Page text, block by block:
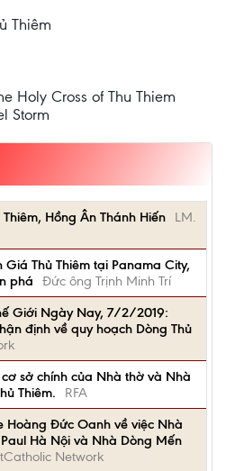
Thiêm
Holy Cross of Thu Thiem
Storm
Hồng Ân Thánh Hiến
LM.
Thủ Thiêm tại Panama City,
phá
Đức ông Trịnh Minh Trí
Giới Ngày Nay, 7/2/2019:
định về quy hoạch Dòng Thủ
sở chính của Nhà thờ và Nhà
Thiêm.
RFA
Hoàng Đức Oanh về việc Nhà
Hà Nội và Nhà Dòng Mến
Network